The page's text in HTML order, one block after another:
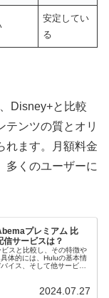
安定してい
る
、Disney+と比較
テンツの質とオリ
れます。月額料金
多くのユーザーに
プレミアム 比
サービスは？
スと比較し、その特徴や
体的には、Huluの基本情
イス、そして他サービス
2024.07.27